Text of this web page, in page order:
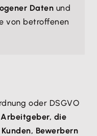
Daten und
von betroffenen
oder DSGVO
die
Bewerbern